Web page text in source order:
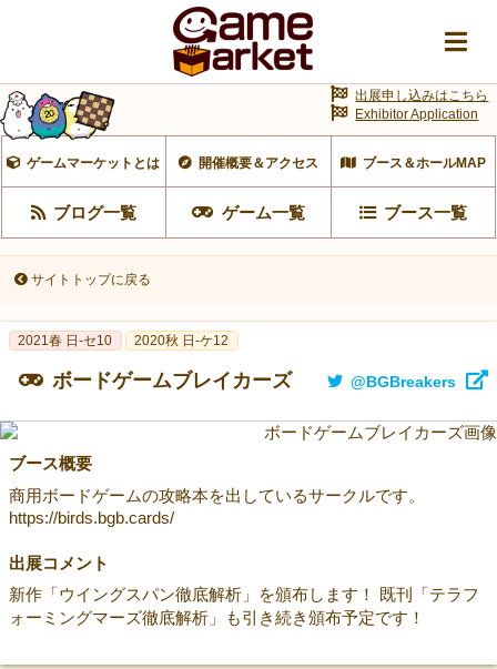
ゲームマーケットとは 開催概要＆アクセス ブース＆ホールMAP
ブログ一覧 ゲーム一覧 ブース一覧
出展申し込みはこちら
Exhibitor Application
サイトトップに戻る
2021春 日-セ10 2020秋 日-ケ12
ボードゲームブレイカーズ @BGBreakers
ブース概要
商用ボードゲームの攻略本を出しているサークルです。
https://birds.bgb.cards/
出展コメント
新作「ウイングスパン徹底解析」を頒布します！ 既刊「テラフ
ォーミングマーズ徹底解析」も引き続き頒布予定です！